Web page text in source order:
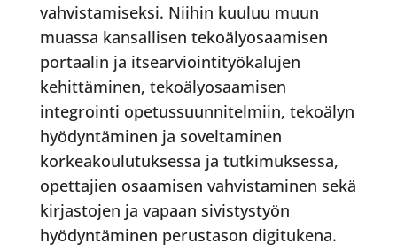
vahvistamiseksi. Niihin kuuluu muun
muassa kansallisen tekoälyosaamisen
portaalin ja itsearviointityökalujen
kehittäminen, tekoälyosaamisen
integrointi opetussuunnitelmiin, tekoälyn
hyödyntäminen ja soveltaminen
korkeakoulutuksessa ja tutkimuksessa,
opettajien osaamisen vahvistaminen sekä
kirjastojen ja vapaan sivistystyön
hyödyntäminen perustason digitukena.